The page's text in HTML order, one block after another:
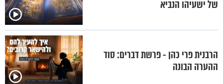
של ישעיהו הנביא
הרבנית פרי כהן - פרשת דברים: סוד
ההערה הבונה